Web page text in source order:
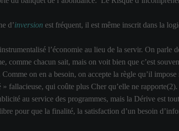
d’inversion est fréquent, il est même inscrit dans la
l’économie au lieu de la servir. On parle
comme chacun sait, mais on voit bien que c’est
on en a besoin, on accepte la règle qu’il impose
fallacieuse, qui coûte plus Cher qu’elle ne rapporte(2).
au service des programmes, mais la Dérive est
pour que la finalité, la satisfaction d’un besoin